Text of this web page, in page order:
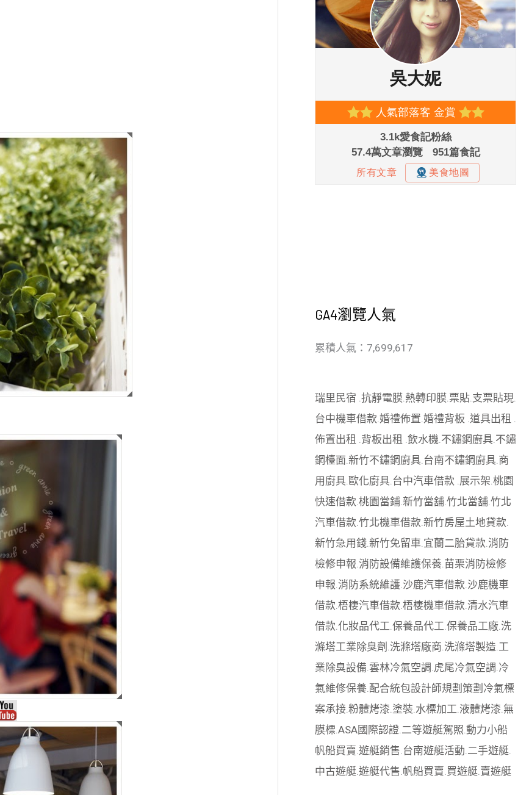
GA4瀏覽人氣
累積人氣：7,699,617
瑞里民宿 抗靜電膜. 熱轉印膜. 票貼. 支票貼現
台中機車借款 婚禮佈置 婚禮背板 道具出租
佈置出租 背板出租 飲水機 不鏽鋼廚具. 不鏽
鋼檯面 新竹不鏽鋼廚具. 台南不鏽鋼廚具. 商
用廚具. 歐化廚具. 台中汽車借款 展示架 桃園
快速借款 桃園當鋪. 新竹當舖. 竹北當舖. 竹北
汽車借款 竹北機車借款 新竹房屋土地貸款
新竹急用錢. 新竹免留車. 宜蘭二胎貸款 消防
檢修申報 消防設備維護保養 苗栗消防檢修
申報 消防系統維護. 沙鹿汽車借款 沙鹿機車
借款 梧棲汽車借款 梧棲機車借款 清水汽車
借款 化妝品代工 保養品代工 保養品工廠. 洗
滌塔工業除臭劑 洗滌塔廠商 洗滌塔製造 工
業除臭設備 雲林冷氣空調 虎尾冷氣空調 冷
氣維修保養 配合統包設計師規劃策劃 冷氣標
案承接. 粉體烤漆 塗裝 水標加工 液體烤漆 無
膜標 ASA國際認證. 二等遊艇駕照 動力小船
帆船買賣 遊艇銷售 台南遊艇活動 二手遊艇.
中古遊艇. 遊艇代售 帆船買賣 買遊艇. 賣遊艇